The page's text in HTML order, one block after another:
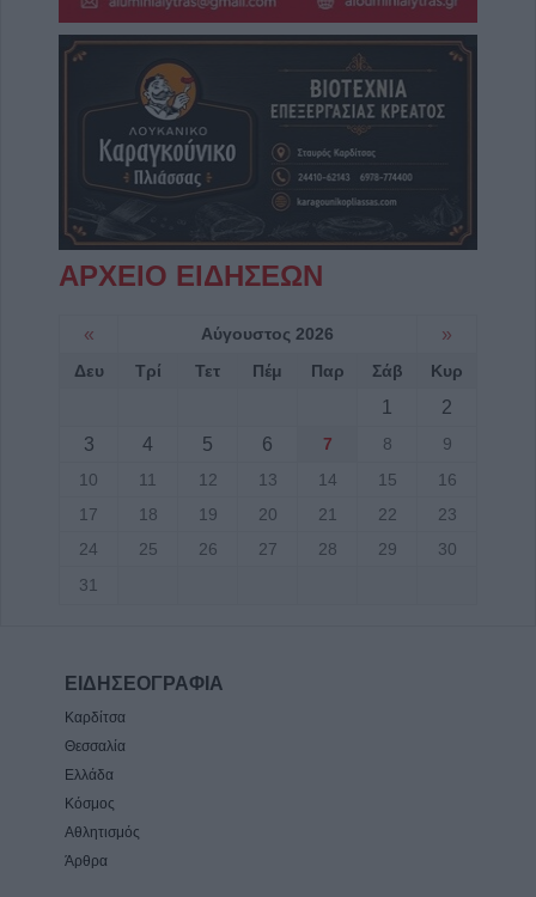
ΑΡΧΕΙΟ ΕΙΔΗΣΕΩΝ
« Αύγουστος 2026 »
Δευ Τρί Τετ Πέμ Παρ Σάβ Κυρ
1
2
3
4 5 6 7 8
9
10
11 12 13 14 15
16
17
18 19 20 21 22
23
24
25 26 27 28 29
30
31
ΕΙΔΗΣΕΟΓΡΑΦΙΑ
Καρδίτσα
Θεσσαλία
Ελλάδα
Κόσμος
Αθλητισμός
Άρθρα